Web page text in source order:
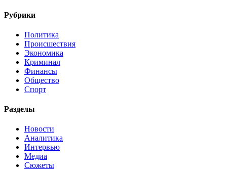
Рубрики
Политика
Происшествия
Экономика
Криминал
Финансы
Общество
Спорт
Разделы
Новости
Аналитика
Интервью
Медиа
Сюжеты